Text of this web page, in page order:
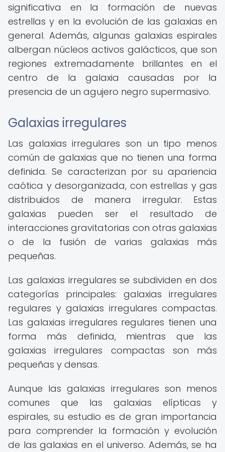
significativa en la formación de nuevas
estrellas y en la evolución de las galaxias en
general. Además, algunas galaxias espirales
albergan núcleos activos galácticos, que son
regiones extremadamente brillantes en el
centro de la galaxia causadas por la
presencia de un agujero negro supermasivo.
Galaxias irregulares
Las galaxias irregulares son un tipo menos
común de galaxias que no tienen una forma
definida. Se caracterizan por su apariencia
caótica y desorganizada, con estrellas y gas
distribuidos de manera irregular. Estas
galaxias pueden ser el resultado de
interacciones gravitatorias con otras galaxias
o de la fusión de varias galaxias más
pequeñas.
Las galaxias irregulares se subdividen en dos
categorías principales: galaxias irregulares
regulares y galaxias irregulares compactas.
Las galaxias irregulares regulares tienen una
forma más definida, mientras que las
galaxias irregulares compactas son más
pequeñas y densas.
Aunque las galaxias irregulares son menos
comunes que las galaxias elípticas y
espirales, su estudio es de gran importancia
para comprender la formación y evolución
de las galaxias en el universo. Además, se ha